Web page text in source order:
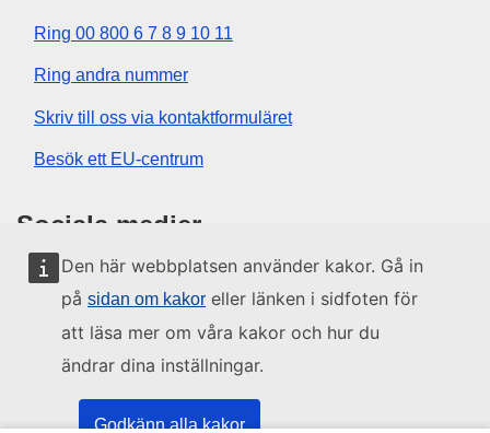
Den här webbplatsen använder kakor. Gå in
på sidan om kakor eller länken i sidfoten för
att läsa mer om våra kakor och hur du
ändrar dina inställningar.
Godkänn alla kakor
Ring 00 800 6 7 8 9 10 11
Ring andra nummer
Skriv till oss via kontaktformuläret
Besök ett EU-centrum
Sociala medier
Hitta oss i sociala medier
EU:s institutioner och organ
Hitta alla EU-institutioner och EU-organ